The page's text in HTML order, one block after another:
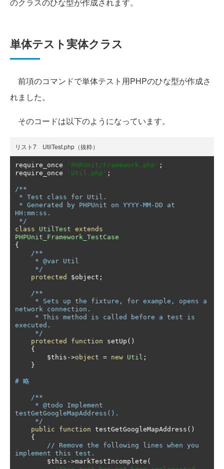
のクラスのひな型が作成されます。
単体テスト実体クラス
前項のコマンドで単体テスト用PHPのひな型が作成さ
れました。
そのコードは以下のようになっています。
リスト7 UtilTest.php（抜粋）
require_once 'PHPUnit/Framework.php' ;
require_once
'Util.php' ;
/**
HH:mm:ss.
*/
class
UtilTest extends
PHPUnit_Framework_TestCase
{
/**
     */
protected
$object ;
/**
network connection.
executed.
     */
protected
function setUp ()
{
        $this
->object = new Util ;
}
# 略
/**
testGetGoogleMapAddress().
     */
public
function testGetGoogleMapAddress ()
{
// Remove the following lines when you
implement this test.
        $this
->markTestIncomplete (